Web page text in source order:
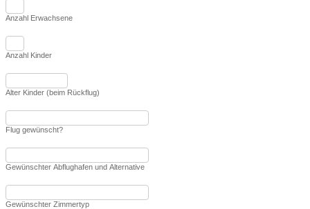
Anzahl Erwachsene
Anzahl Kinder
Alter Kinder (beim Rückflug)
Flug gewünscht?
Gewünschter Abflughafen und Alternative
Gewünschter Zimmertyp